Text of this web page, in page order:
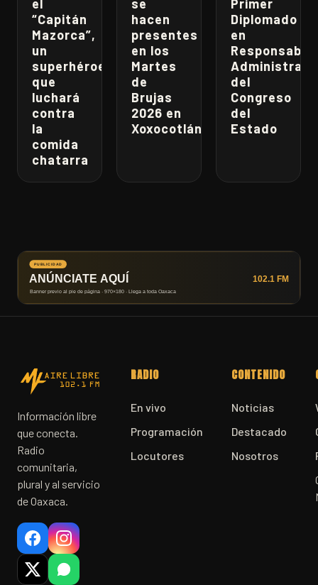
el
“Capitán
Mazorca”,
un
superhéroe
que
luchará
contra
la
comida
chatarra
se
hacen
presentes
en los
Martes
de
Brujas
2026 en
Xoxocotlán
Primer
Diplomado
en
del
Congreso
del
Estado
Información libre
que conecta.
Radio
comunitaria,
plural y al servicio
de Oaxaca.
RADIO
En vivo
Programación
Locutores
CONTENIDO
Noticias
Destacado
Nosotros